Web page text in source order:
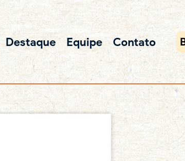
Destaque Equipe Contato